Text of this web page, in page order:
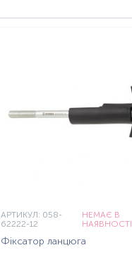
АРТИКУЛ: 058-
62222-12
НЕМАЄ В
НАЯВНОСТІ
Фіксатор ланцюга